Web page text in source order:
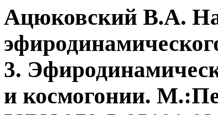
Ацюковский В.А.
3.
и космогонии.